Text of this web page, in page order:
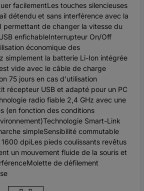
facilementLes touches silencieuses
détendu et sans interférence avec la
permettant de changer la vitesse du
enfichableInterrupteur On/Off
économique des
simplement la batterie Li-Ion intégrée
vide avec le câble de charge
75 jours en cas d'utilisation
récepteur USB et adapté pour un PC
radio fiable 2,4 GHz avec une
(en fonction des conditions
Smart-Link
simpleSensibilité commutable
dpiLes pieds coulissants revêtus
un mouvement fluide de la souris et
de défilement